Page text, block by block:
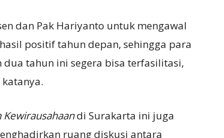
dan Pak Hariyanto untuk mengawal
positif tahun depan, sehingga para
tahun ini segera bisa terfasilitasi,
Kewirausahaandi Surakarta ini juga
ruang diskusi antara